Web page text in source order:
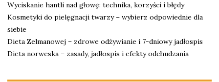
Wyciskanie hantli nad głowę: technika, korzyści i błędy
Kosmetyki do pielęgnacji twarzy – wybierz odpowiednie dla
siebie
Dieta Zelmanowej – zdrowe odżywianie i 7-dniowy jadłospis
Dieta norweska – zasady, jadłospis i efekty odchudzania